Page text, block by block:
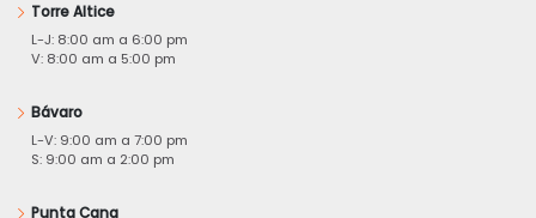
Torre Altice
L-J: 8:00 am a 6:00 pm
V: 8:00 am a 5:00 pm
Bávaro
L-V: 9:00 am a 7:00 pm
S: 9:00 am a 2:00 pm
Punta Cana